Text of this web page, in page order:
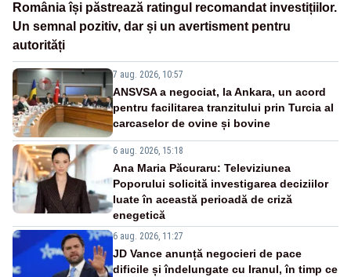
România își păstrează ratingul recomandat investițiilor.
Un semnal pozitiv, dar și un avertisment pentru
autorități
7 aug. 2026, 10:57
ANSVSA a negociat, la Ankara, un acord
pentru facilitarea tranzitului prin Turcia al
carcaselor de ovine și bovine
6 aug. 2026, 15:18
Ana Maria Păcuraru: Televiziunea
Poporului solicită investigarea deciziilor
luate în această perioadă de criză
enegetică
6 aug. 2026, 11:27
JD Vance anunță negocieri de pace
dificile și îndelungate cu Iranul, în timp ce